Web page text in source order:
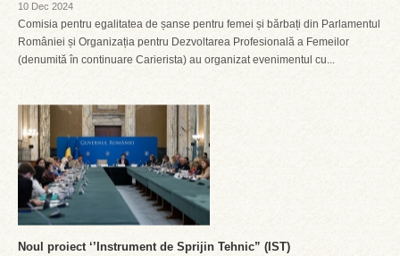
10 Dec 2024
Comisia pentru egalitatea de șanse pentru femei și bărbați din Parlamentul
României și Organizația pentru Dezvoltarea Profesională a Femeilor
(denumită în continuare Carierista) au organizat evenimentul cu...
Noul proiect ‘’Instrument de Sprijin Tehnic” (IST)